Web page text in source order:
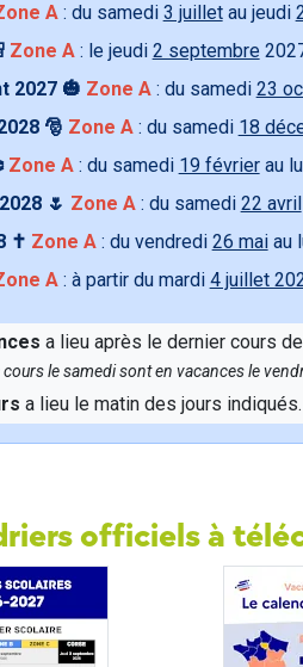
A: du samedi 3 juilletau jeudi
Zone A: le jeudi 2 septembre
2027 🎃 Zone A: du samedi 23
🎅 Zone A: du samedi 18
Zone A: du samedi 19 févrierau
🌷 Zone A: du samedi 22 avril
✝️ Zone A: du vendredi 26 maiau
A: à partir du mardi 4 juillet
a lieu après le dernier cours
le samedi sont en vacances le
a lieu le matin des jours indiqués.
officiels à